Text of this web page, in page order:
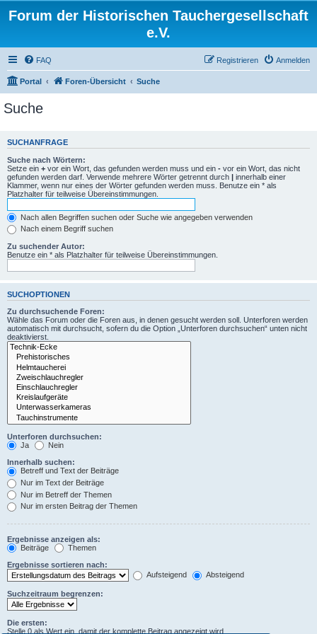
Forum der Historischen Tauchergesellschaft
e.V.
FAQ Anmelden
Registrieren
Portal Foren-Übersicht Suche
Suche
SUCHANFRAGE
Suche nach Wörtern:
Setze ein + vor ein Wort, das gefunden werden muss und ein - vor ein Wort, das nicht
gefunden werden darf. Verwende mehrere Wörter getrennt durch | innerhalb einer
Klammer, wenn nur eines der Wörter gefunden werden muss. Benutze ein * als
Platzhalter für teilweise Übereinstimmungen.
Nach allen Begriffen suchen oder Suche wie angegeben verwenden
Nach einem Begriff suchen
Zu suchender Autor:
Benutze ein * als Platzhalter für teilweise Übereinstimmungen.
SUCHOPTIONEN
Zu durchsuchende Foren:
Wähle das Forum oder die Foren aus, in denen gesucht werden soll. Unterforen werden
automatisch mit durchsucht, sofern du die Option „Unterforen durchsuchen“ unten nicht
deaktivierst.
Unterforen durchsuchen:
Ja
Nein
Innerhalb suchen:
Betreff und Text der Beiträge
Nur im Text der Beiträge
Nur im Betreff der Themen
Nur im ersten Beitrag der Themen
Ergebnisse anzeigen als:
Beiträge
Themen
Ergebnisse sortieren nach:
Aufsteigend
Absteigend
Suchzeitraum begrenzen:
Die ersten:
Stelle 0 als Wert ein, damit der komplette Beitrag angezeigt wird.